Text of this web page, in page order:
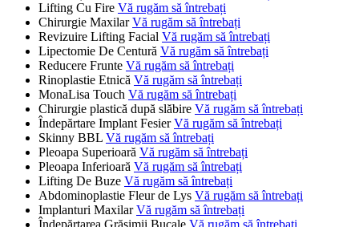
Lifting Cu Fire Vă rugăm să întrebați
Chirurgie Maxilar Vă rugăm să întrebați
Revizuire Lifting Facial Vă rugăm să întrebați
Lipectomie De Centură Vă rugăm să întrebați
Reducere Frunte Vă rugăm să întrebați
Rinoplastie Etnică Vă rugăm să întrebați
MonaLisa Touch Vă rugăm să întrebați
Chirurgie plastică după slăbire Vă rugăm să întrebați
Îndepărtare Implant Fesier Vă rugăm să întrebați
Skinny BBL Vă rugăm să întrebați
Pleoapa Superioară Vă rugăm să întrebați
Pleoapa Inferioară Vă rugăm să întrebați
Lifting De Buze Vă rugăm să întrebați
Abdominoplastie Fleur de Lys Vă rugăm să întrebați
Implanturi Maxilar Vă rugăm să întrebați
Îndepărtarea Grăsimii Bucale Vă rugăm să întrebați